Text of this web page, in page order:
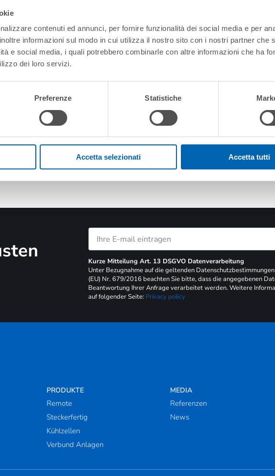
contenuti ed annunci, per fornire funzionalità dei social media e per
informazioni sul modo in cui utilizza il nostro sito con i nostri partner che
e social media, i quali potrebbero combinarle con altre informazioni che ha
dei loro servizi.
Preferenze Statistiche
Accetta selezionati Accetta tutti
Kurze Mitteilung Art. 13 DSGVO Datenverarbeitung
Unter Bezugnahme auf die geltenden
(EU) Nr. 679/2016 beachten Sie bitte, dass die angegebenen
Beantwortung Ihrer Anfrage verarbeitet werden. Weitere
auf folgender Seite: Privacy policy
PRODUKTE
Remote
Steckerfertig
Kühlzellen
Verbund Anlagen
MEDIA
Referenzen
News